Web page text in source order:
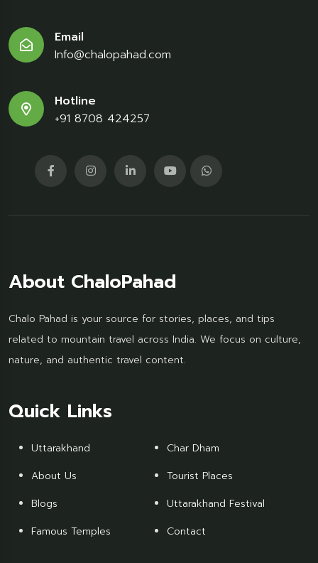
Email
Info@chalopahad.com
Hotline
+91 8708 424257
About ChaloPahad
Chalo Pahad is your source for stories, places, and tips
related to mountain travel across India. We focus on culture,
nature, and authentic travel content.
Quick Links
Uttarakhand
About Us
Blogs
Famous Temples
Char Dham
Tourist Places
Uttarakhand Festival
Contact